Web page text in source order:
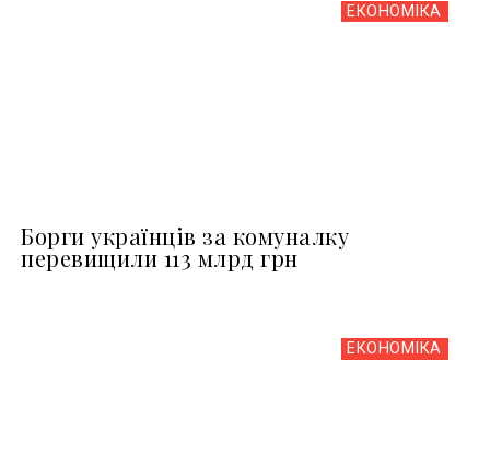
ЕКОНОМІКА
Борги українців за комуналку
перевищили 113 млрд грн
ЕКОНОМІКА